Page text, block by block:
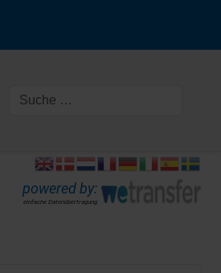
powered by:
einfache Datenübertragung